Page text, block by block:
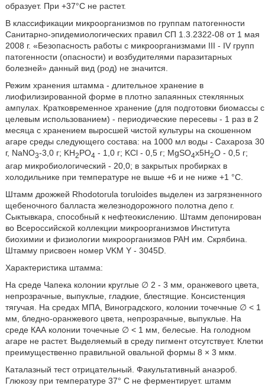
образует. При +37°С не растет.
В классификации микроорганизмов по группам патогенности
Санитарно-эпидемиологических правил СП 1.3.2322-08 от 1 мая
2008 г. «Безопасность работы с микроорганизмами III - IV групп
патогенности (опасности) и возбудителями паразитарных
болезней» данный вид (род) не значится.
Режим хранения штамма - длительное хранение в
лиофилизированной форме в плотно запаянных стеклянных
ампулах. Кратковременное хранение (для подготовки биомассы с
целевым использованием) - периодические пересевы - 1 раз в 2
месяца с хранением выросшей чистой культуры на скошенном
агаре среды следующего состава: на 1000 мл воды - Сахароза 30
г, NaNO3-3,0 г; KH2PO4 - 1,0 г; KCl - 0,5 г; MgSO4х5H2O - 0,5 г;
агар микробиологический - 20,0; в закрытых пробирках в
холодильнике при температуре не выше +6 и не ниже +1 °С.
Штамм дрожжей Rhodotorula toruloides выделен из загрязненного
щебеночного балласта железнодорожного полотна депо г.
Сыктывкара, способный к нефтеокислению. Штамм депонирован
во Всероссийской коллекции микроорганизмов Института
биохимии и физиологии микроорганизмов РАН им. Скрябина.
Штамму присвоен номер VKM Y - 3045D.
Характеристика штамма:
На среде Чапека колонии круглые ∅ 2 - 3 мм, оранжевого цвета,
непрозрачные, выпуклые, гладкие, блестящие. Консистенция
тягучая. На средах МПА, Виноградского, колонии точечные ∅ < 1
мм, бледно-оранжевого цвета, непрозрачные, выпуклые. На
среде КАА колонии точечные ∅ < 1 мм, белесые. На голодном
агаре не растет. Выделяемый в среду пигмент отсутствует. Клетки
преимущественно правильной овальной формы 8 × 3 мкм.
Каталазный тест отрицательный. Факультативный анаэроб.
Глюкозу при температуре 37° С не ферментирует. штамм